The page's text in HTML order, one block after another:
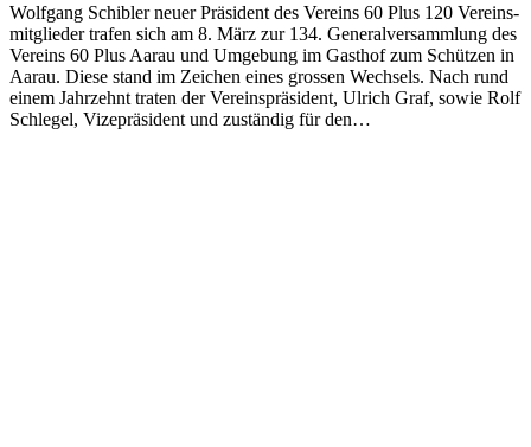
Wolf­gang Schi­bler neuer Präsi­dent des Vere­ins 60 Plus 120 Vere­ins­
mit­glieder trafen sich am 8. März zur 134. Gen­er­alver­samm­lung des
Vere­ins 60 Plus Aarau und Umge­bung im Gasthof zum Schützen in
Aarau. Diese stand im Zeichen eines grossen Wech­sels. Nach rund
einem Jahrzehnt trat­en der Vere­in­spräsi­dent, Ulrich Graf, sowie Rolf
Schlegel, Vizepräsi­dent und zuständig für den…